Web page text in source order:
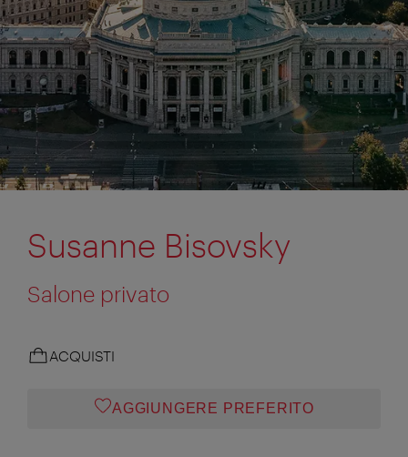
Susanne Bisovsky
Salone privato
ACQUISTI
AGGIUNGERE PREFERITO